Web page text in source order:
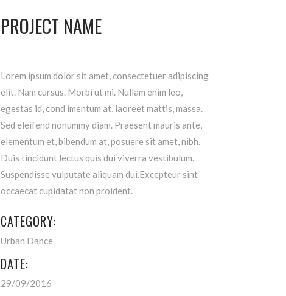
PROJECT NAME
Lorem ipsum dolor sit amet, consectetuer adipiscing
elit. Nam cursus. Morbi ut mi. Nullam enim leo,
egestas id, cond imentum at, laoreet mattis, massa.
Sed eleifend nonummy diam. Praesent mauris ante,
elementum et, bibendum at, posuere sit amet, nibh.
Duis tincidunt lectus quis dui viverra vestibulum.
Suspendisse vulputate aliquam dui.Excepteur sint
occaecat cupidatat non proident.
CATEGORY:
Urban Dance
DATE:
29/09/2016